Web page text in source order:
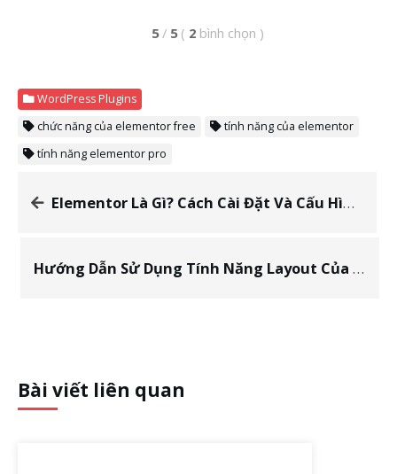
5 / 5 ( 2 bình chọn )
WordPress Plugins
chức năng của elementor free
tính năng của elementor
tính năng elementor pro
Elementor Là Gì? Cách Cài Đặt Và Cấu Hình Chi Tiết Nhất
Hướng Dẫn Sử Dụng Tính Năng Layout Của Elementor
Bài viết liên quan